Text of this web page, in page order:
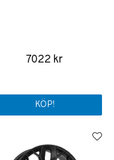
7022 kr
KÖP!